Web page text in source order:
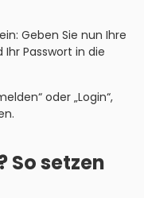
Geben Sie nun Ihre
Passwort in die
oder „Login“,
So setzen